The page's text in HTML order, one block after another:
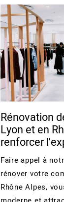
Rénovation
Lyon et en
renforcer
Faire appel à
rénover votre
Rhône Alpes,